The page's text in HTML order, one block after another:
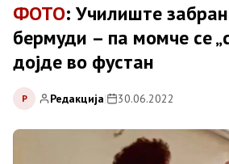
ФОТО: Училиште
бермуди – па момче се
дојде во фустан
Р Редакција| 30.06.2022